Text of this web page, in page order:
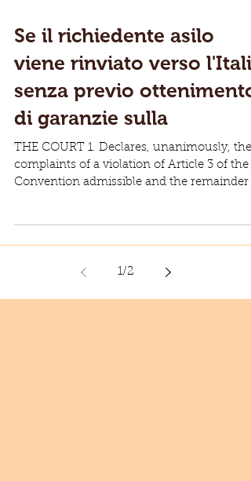
Se il richiedente asilo
viene rinviato verso l'Italia
senza previo ottenimento
di garanzie sulla
THE COURT 1. Declares, unanimously, the
complaints of a violation of Article 3 of the
Convention admissible and the remainder
1/2